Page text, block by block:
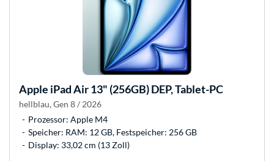
Apple iPad Air 13" (256GB) DEP, Tablet-PC
hellblau, Gen 8 / 2026
Prozessor: Apple M4
Speicher: RAM: 12 GB, Festspeicher: 256 GB
Display: 33,02 cm (13 Zoll)